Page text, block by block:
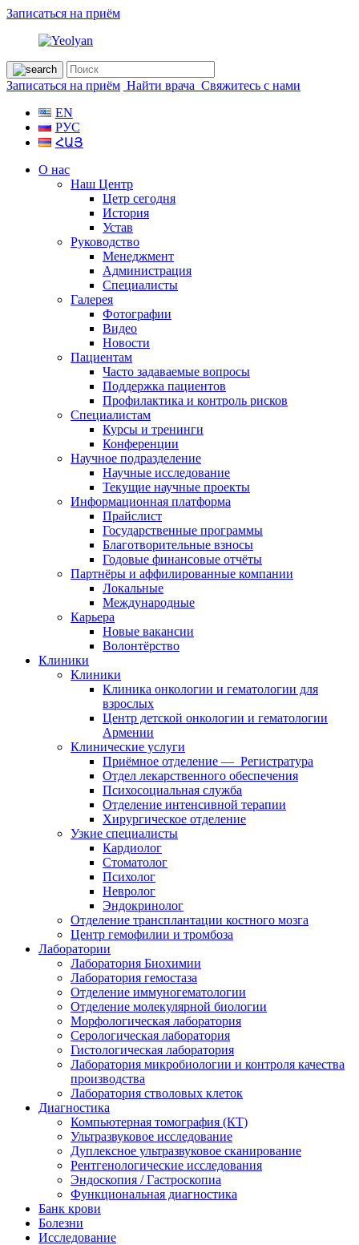
Записаться на приём
Записаться на приём Найти врача Свяжитесь с нами
EN
РУС
ՀԱՅ
О нас
Наш Центр
Цетр сегодня
История
Устав
Руководство
Менеджмент
Администрация
Специалисты
Галерея
Фотографии
Видео
Новости
Пациентам
Часто задаваемые вопросы
Поддержка пациентов
Профилактика и контроль рисков
Специалистам
Курсы и тренинги
Конференции
Научное подразделение
Научные исследованиe
Текущие научные проекты
Информационная платформа
Прайслист
Государственные программы
Благотворительные взносы
Годовые финансовые отчёты
Партнёры и аффилированные компании
Локальные
Международные
Карьера
Новые вакансии
Волонтёрство
Клиники
Клиники
Клиника онкологии и гематологии для
взрослых
Центр детской онкологии и гематологии
Армении
Клинические услуги
Приёмное отделение — Регистратура
Отдел лекарственного обеспечения
Психосоциальная служба
Отделение интенсивной терапии
Хирургическое отделение
Узкие специалисты
Кардиолог
Стоматолог
Психолог
Невролог
Эндокринолог
Отделение трансплантации костного мозга
Центр гемофилии и тромбоза
Лаборатории
Лаборатория Биохимии
Лаборатория гемостаза
Отделение иммуногематологии
Отделeниe молекулярной биологии
Морфологическая лаборатория
Серологическая лаборатория
Гистологическая лаборатория
Лаборатория микробиологии и контроля качества
производства
Лаборатория стволовых клеток
Диагностика
Компьютерная томография (КТ)
Ультразвуковое исследование
Дуплексное ультразвуковое сканирование
Рентгенологические исследования
Эндоскопия / Гастроскопиа
Функциональная диагностика
Банк крови
Болезни
Исследование